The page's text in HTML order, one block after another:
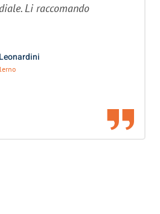
Li raccomando